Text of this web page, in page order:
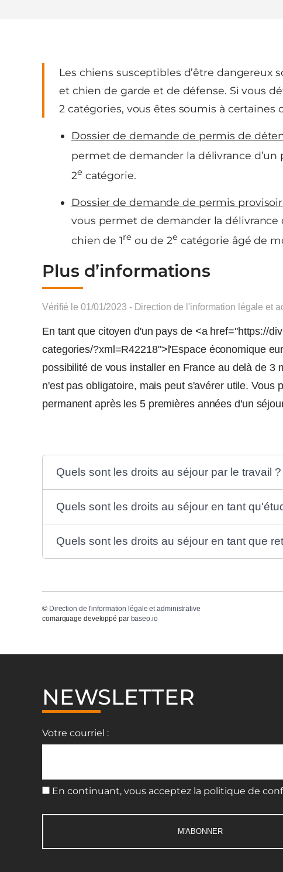
Les chiens susceptibles d’être dangereux
et chien de garde et de défense. Si vous
2 catégories, vous êtes soumis à certaines
Dossier de demande de permis de
permet de demander la délivrance d’un
2e catégorie.
Dossier de demande de permis
vous permet de demander la délivrance
chien de 1re ou de 2e catégorie âgé de
Plus d’informations
Vérifié le 01/01/2023 - Direction de l'information légale et
En tant que citoyen d'un pays de <a href="https://
categories/?xml=R42218">l'Espace économique
possibilité de vous installer en France au delà de 3
n'est pas obligatoire, mais peut s'avérer utile. Vous
permanent après les 5 premières années d'un
Quels sont les droits au séjour par le travail ?
Quels sont les droits au séjour en tant
Quels sont les droits au séjour en tant que
© Direction de l'information légale et administrative
comarquage developpé par baseo.io
NEWSLETTER
Votre courriel :
En continuant, vous acceptez la politique de